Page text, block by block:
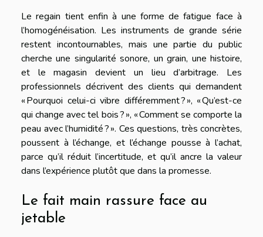
Le regain tient enfin à une forme de fatigue face à
l’homogénéisation. Les instruments de grande série
restent incontournables, mais une partie du public
cherche une singularité sonore, un grain, une histoire,
et le magasin devient un lieu d’arbitrage. Les
professionnels décrivent des clients qui demandent
« Pourquoi celui-ci vibre différemment ? », « Qu’est-ce
qui change avec tel bois ? », « Comment se comporte la
peau avec l’humidité ? ». Ces questions, très concrètes,
poussent à l’échange, et l’échange pousse à l’achat,
parce qu’il réduit l’incertitude, et qu’il ancre la valeur
dans l’expérience plutôt que dans la promesse.
Le fait main rassure face au
jetable